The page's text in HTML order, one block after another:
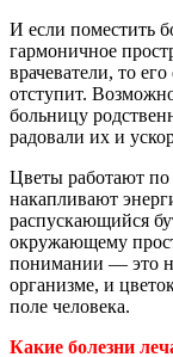
И если поместить
гармоничное
врачеватели, то
отступит.
больницу
радовали их и
Цветы работают по
накапливают
распускающийся
окружающему
понимании — это
организме, и
поле человека.
Какие болезни